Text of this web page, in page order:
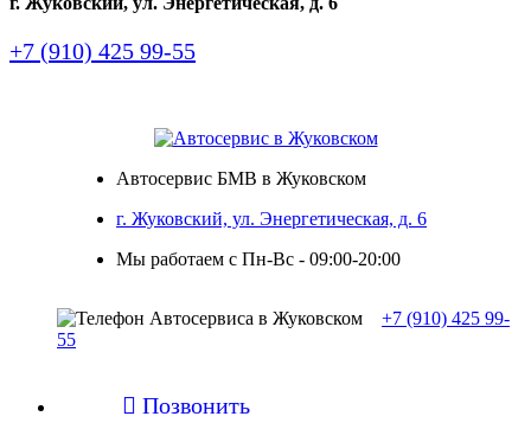
+7 (910) 425 99-55
Автосервис БМВ в Жуковском
г. Жуковский, ул. Энергетическая, д. 6
Мы работаем с Пн-Вc - 09:00-20:00
+7 (910) 425 99-
55
 Позвонить